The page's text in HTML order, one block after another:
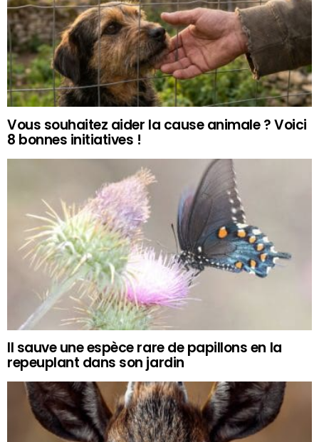
Vous souhaitez aider la cause animale ? Voici
8 bonnes initiatives !
Il sauve une espèce rare de papillons en la
repeuplant dans son jardin